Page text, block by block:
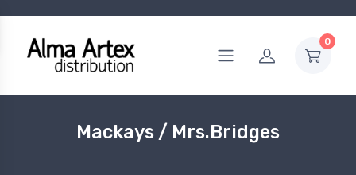
0
Mackays / Mrs.Bridges